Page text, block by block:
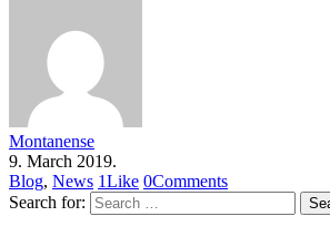
Montanense
9. March 2019.
Blog, News 1Like 0Comments
Search for: